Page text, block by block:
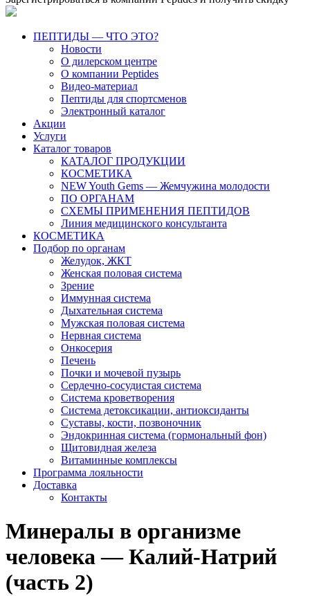
ПЕПТИДЫ — ЧТО ЭТО?
Новости
О дилерском центре
О компании Peptides
Видео-материал
Пептиды для спортсменов
Электронный каталог
Акции
Услуги
Каталог товаров
КАТАЛОГ ПРОДУКЦИИ
КОСМЕТИКА
NEW Youth Gems — Жемчужина молодости
ПО ОРГАНАМ
СХЕМЫ ПРИМЕНЕНИЯ ПЕПТИДОВ
Линия медицинского консультанта
КОСМЕТИКА
Подбор по органам
Желудок, ЖКТ
Женская половая система
Зрение
Иммунная система
Дыхательная система
Мужская половая система
Нервная система
Онкосерия
Печень
Почки и мочевой пузырь
Сердечно-сосудистая система
Система кроветворения
Система детоксикации, антиоксиданты
Суставы, кости, позвоночник
Эндокринная система (гормональный фон)
Щитовидная железа
Витаминные комплексы
Программа лояльности
Доставка
Контакты
Минералы в организме
человека — Калий-Натрий
(часть 2)